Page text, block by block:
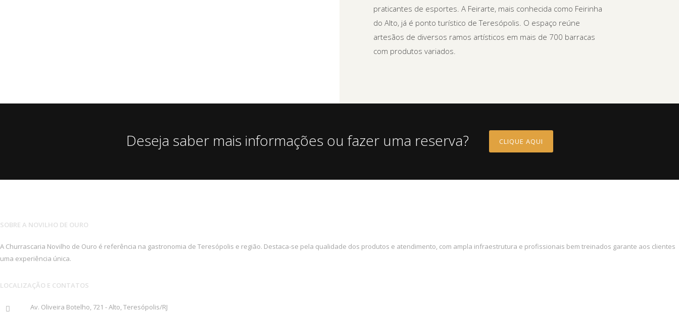
praticantes de esportes. A Feirarte, mais conhecida como Feirinha
do Alto, já é ponto turístico de Teresópolis. O espaço reúne
artesãos de diversos ramos artísticos em mais de 700 barracas
com produtos variados.
Deseja saber mais informações ou fazer uma reserva? CLIQUE AQUI
SOBRE A NOVILHO DE OURO
A Churrascaria Novilho de Ouro é referência na gastronomia de Teresópolis e região. Destaca-se pela qualidade dos produtos e atendimento, com ampla infraestrutura e profissionais bem treinados garante aos clientes
uma experiência única.
LOCALIZAÇÃO E CONTATOS
Av. Oliveira Botelho, 721 - Alto, Teresópolis/RJ